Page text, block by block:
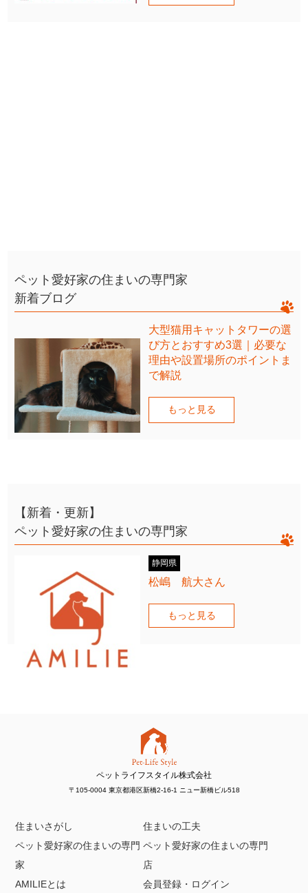
ペット愛好家の住まいの専門家
新着ブログ
大型猫用キャットタワーの選
び方とおすすめ3選｜必要な
理由や設置場所のポイントま
で解説
もっと見る
【新着・更新】
ペット愛好家の住まいの専門家
静岡県
松嶋 航大さん
もっと見る
ペットライフスタイル株式会社
〒105-0004 東京都港区新橋2-16-1 ニュー新橋ビル518
住まいさがし
住まいの工夫
ペット愛好家の住まいの専門
家
ペット愛好家の住まいの専門
店
AMILIEとは
会員登録・ログイン